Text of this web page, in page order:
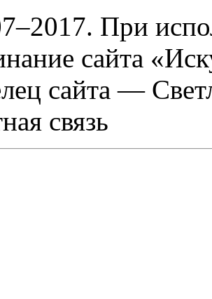
При
сайта
сайта —
связь